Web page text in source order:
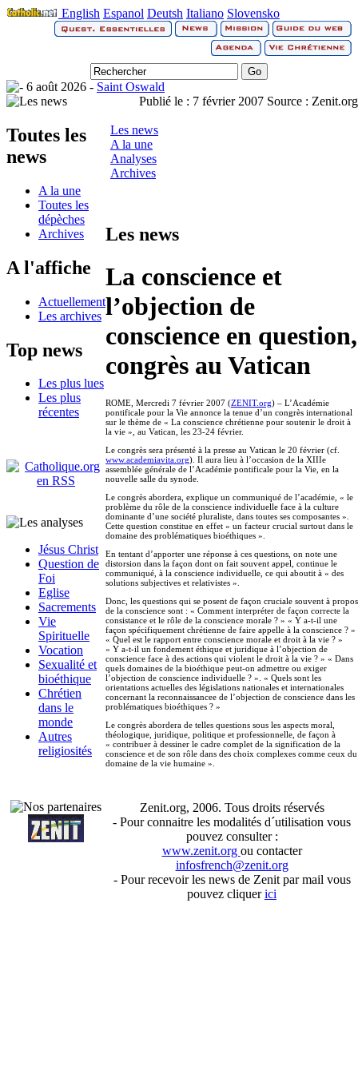
English Espanol Deutsh Italiano Slovensko
6 août 2026 - Saint Oswald
Toutes les
news
A la une
Toutes les
dépèches
Archives
A l'affiche
Actuellement
Les archives
Top news
Les plus lues
Les plus
récentes
Jésus Christ
Question de
Foi
Eglise
Sacrements
Vie
Spirituelle
Vocation
Sexualité et
bioéthique
Chrétien
dans le
monde
Autres
religiosités
Publié le : 7 février 2007 Source : Zenit.org
Les news
A la une
Analyses
Archives
Les news
La conscience et
l’objection de
conscience en question,
congrès au Vatican
ROME, Mercredi 7 février 2007 (ZENIT.org) – L’Académie
pontificale pour la Vie annonce la tenue d’un congrès international
sur le thème de « La conscience chrétienne pour soutenir le droit à
la vie », au Vatican, les 23-24 février.
Le congrès sera présenté à la presse au Vatican le 20 février (cf.
www.academiavita.org). Il aura lieu à l’occasion de la XIIIe
assemblée générale de l’Académie pontificale pour la Vie, en la
nouvelle salle du synode.
Le congrès abordera, explique un communiqué de l’académie, « le
problème du rôle de la conscience individuelle face à la culture
dominante d’une société pluraliste, dans toutes ses composantes ».
Cette question constitue en effet « un facteur crucial surtout dans le
domaine des problématiques bioéthiques ».
En tentant d’apporter une réponse à ces questions, on note une
distorsion dans la façon dont on fait souvent appel, continue le
communiqué, à la conscience individuelle, ce qui aboutit à « des
solutions subjectives et relativistes ».
Donc, les questions qui se posent de façon cruciale souvent à propos
de la conscience sont : « Comment interpréter de façon correcte la
consistance et le rôle de la conscience morale ? » « Y a-t-il une
façon spécifiquement chrétienne de faire appelle à la conscience ? »
« Quel est le rapport entre conscience morale et droit à la vie ? »
« Y a-t-il un fondement éthique et juridique à l’objection de
conscience face à des actions qui violent le droit à la vie ? » « Dans
quels domaines de la bioéthique peut-on admettre ou exiger
l’objection de conscience individuelle ? ». « Quels sont les
orientations actuelles des législations nationales et internationales
concernant la reconnaissancee de l’objection de conscience dans les
problématiques bioéthiques ? »
Le congrès abordera de telles questions sous les aspects moral,
théologique, juridique, politique et professionnelle, de façon à
« contribuer à dessiner le cadre complet de la signification de la
conscience et de son rôle dans des choix complexes comme ceux du
domaine de la vie humaine ».
Zenit.org, 2006. Tous droits réservés
- Pour connaitre les modalités d´utilisation vous
pouvez consulter :
www.zenit.org ou contacter
infosfrench@zenit.org
- Pour recevoir les news de Zenit par mail vous
pouvez cliquerici